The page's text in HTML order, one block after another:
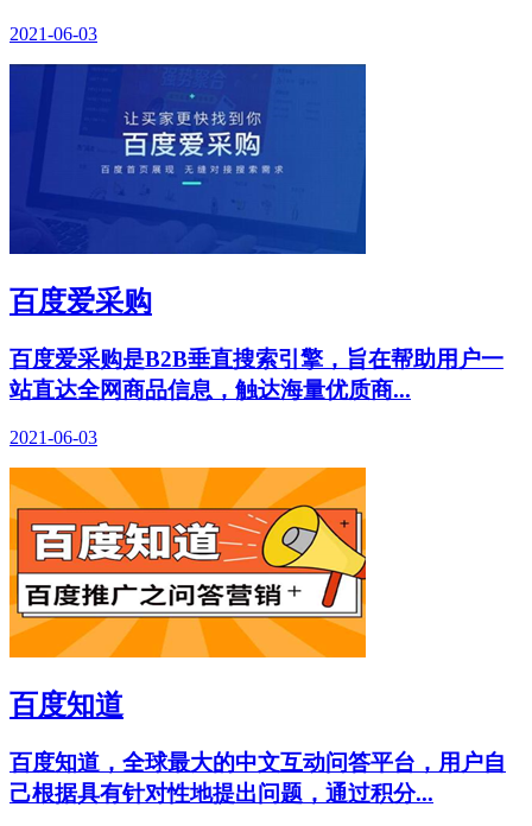
2021-06-03
百度爱采购
百度爱采购是B2B垂直搜索引擎，旨在帮助用户一
站直达全网商品信息，触达海量优质商...
2021-06-03
百度知道
百度知道，全球最大的中文互动问答平台，用户自
己根据具有针对性地提出问题，通过积分...